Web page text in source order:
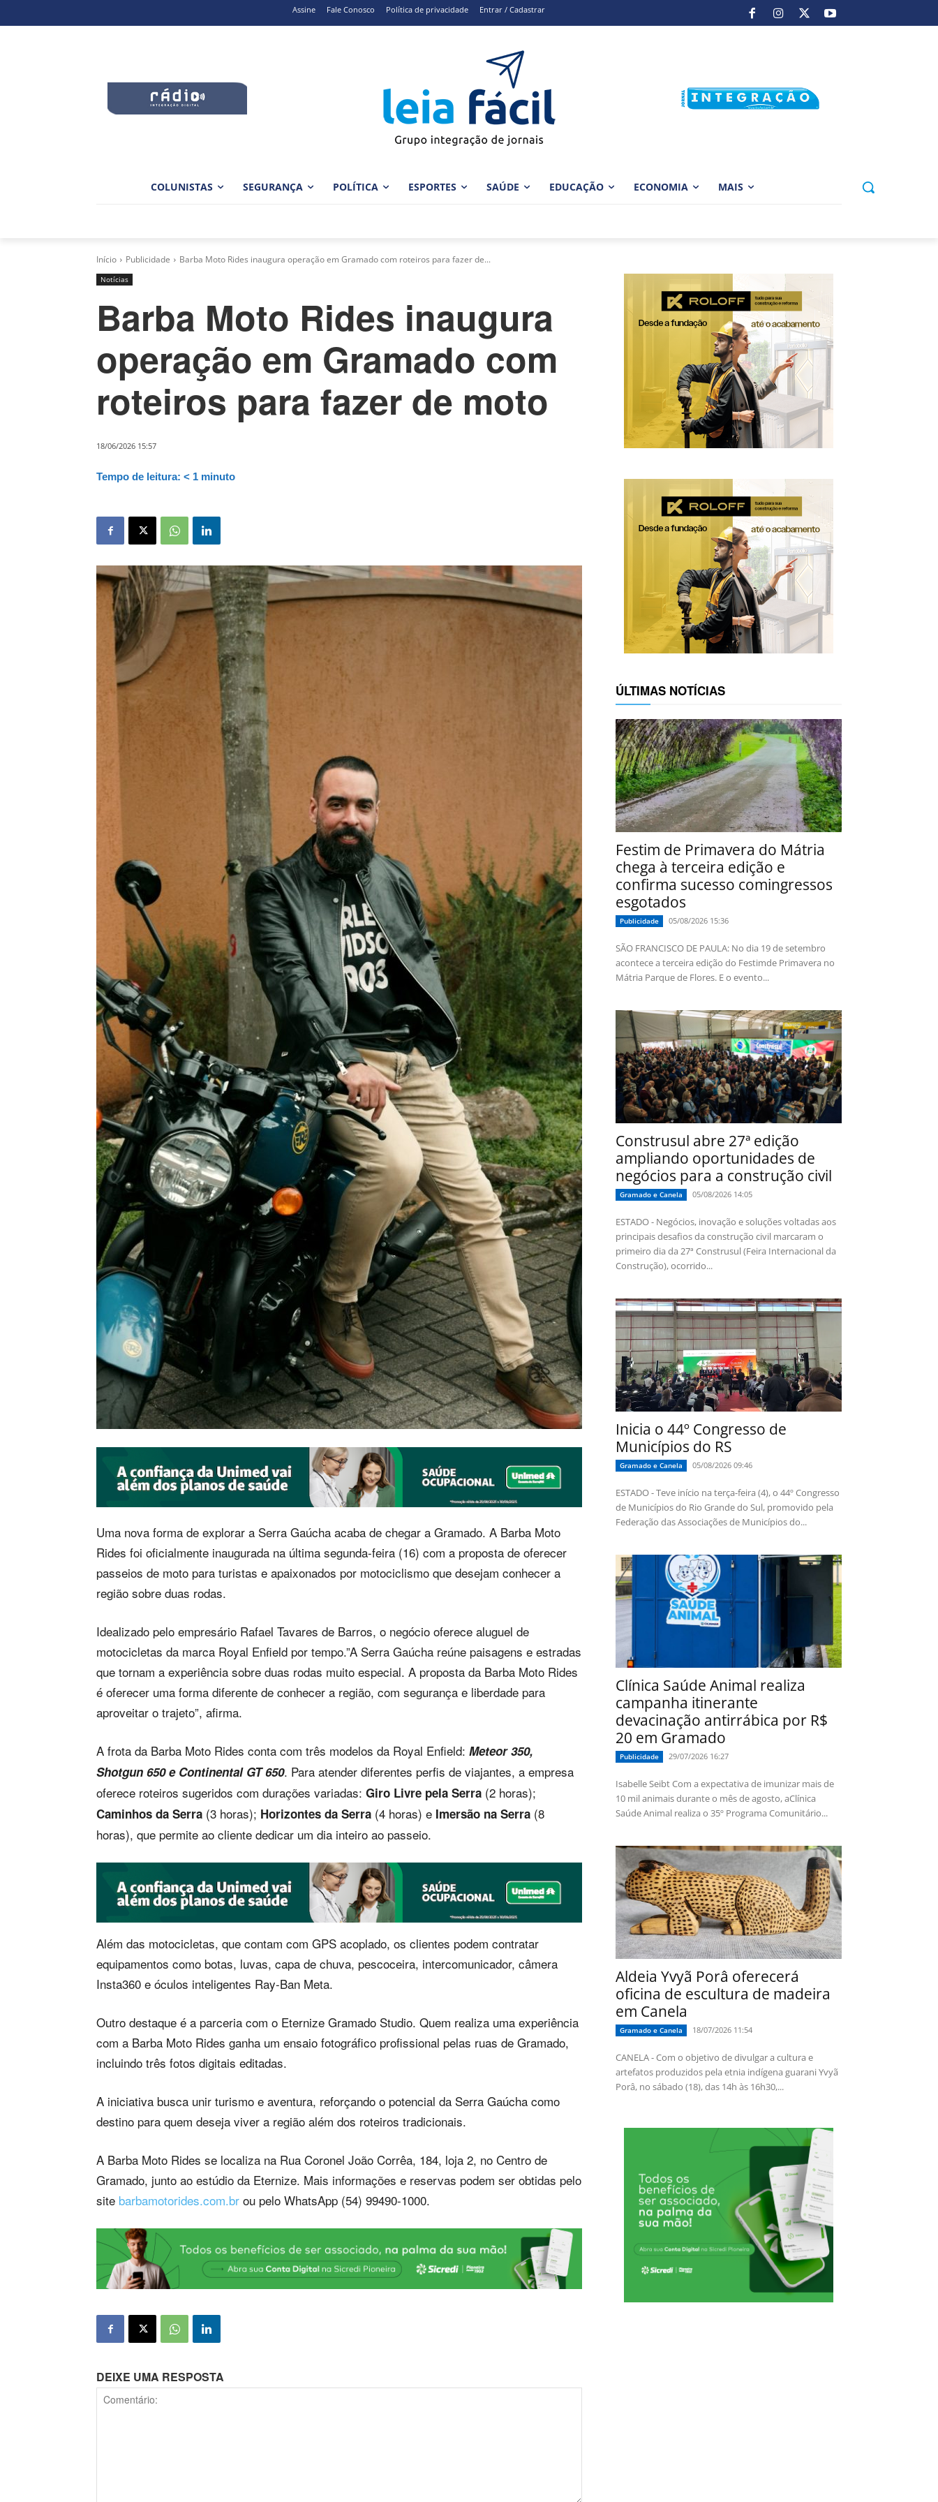
Assine Fale Conosco Política de privacidade Entrar / Cadastrar
COLUNISTAS SEGURANÇA POLÍTICA ESPORTES SAÚDE EDUCAÇÃO ECONOMIA MAIS
Início Publicidade Barba Moto Rides inaugura operação em Gramado com roteiros para fazer de...
Notícias
Barba Moto Rides inaugura
operação em Gramado com
roteiros para fazer de moto
18/06/2026 15:57
Tempo de leitura: < 1 minuto
Uma nova forma de explorar a Serra Gaúcha acaba de chegar a Gramado. A Barba Moto
Rides foi oficialmente inaugurada na última segunda-feira (16) com a proposta de oferecer
passeios de moto para turistas e apaixonados por motociclismo que desejam conhecer a
região sobre duas rodas.
Idealizado pelo empresário Rafael Tavares de Barros, o negócio oferece aluguel de
motocicletas da marca Royal Enfield por tempo.”A Serra Gaúcha reúne paisagens e estradas
que tornam a experiência sobre duas rodas muito especial. A proposta da Barba Moto Rides
é oferecer uma forma diferente de conhecer a região, com segurança e liberdade para
aproveitar o trajeto”, afirma.
A frota da Barba Moto Rides conta com três modelos da Royal Enfield: Meteor 350,
Shotgun 650 e Continental GT 650. Para atender diferentes perfis de viajantes, a empresa
oferece roteiros sugeridos com durações variadas: Giro Livre pela Serra (2 horas);
Caminhos da Serra (3 horas); Horizontes da Serra (4 horas) e Imersão na Serra (8
horas), que permite ao cliente dedicar um dia inteiro ao passeio.
Além das motocicletas, que contam com GPS acoplado, os clientes podem contratar
equipamentos como botas, luvas, capa de chuva, pescoceira, intercomunicador, câmera
Insta360 e óculos inteligentes Ray-Ban Meta.
Outro destaque é a parceria com o Eternize Gramado Studio. Quem realiza uma experiência
com a Barba Moto Rides ganha um ensaio fotográfico profissional pelas ruas de Gramado,
incluindo três fotos digitais editadas.
A iniciativa busca unir turismo e aventura, reforçando o potencial da Serra Gaúcha como
destino para quem deseja viver a região além dos roteiros tradicionais.
A Barba Moto Rides se localiza na Rua Coronel João Corrêa, 184, loja 2, no Centro de
Gramado, junto ao estúdio da Eternize. Mais informações e reservas podem ser obtidas pelo
site barbamotorides.com.br ou pelo WhatsApp (54) 99490-1000.
DEIXE UMA RESPOSTA
ÚLTIMAS NOTÍCIAS
Festim de Primavera do Mátria
chega à terceira edição e
confirma sucesso comingressos
esgotados
Publicidade 05/08/2026 15:36
SÃO FRANCISCO DE PAULA: No dia 19 de setembro
acontece a terceira edição do Festimde Primavera no
Mátria Parque de Flores. E o evento...
Construsul abre 27ª edição
ampliando oportunidades de
negócios para a construção civil
Gramado e Canela 05/08/2026 14:05
ESTADO - Negócios, inovação e soluções voltadas aos
principais desafios da construção civil marcaram o
primeiro dia da 27ª Construsul (Feira Internacional da
Construção), ocorrido...
Inicia o 44º Congresso de
Municípios do RS
Gramado e Canela 05/08/2026 09:46
ESTADO - Teve início na terça-feira (4), o 44º Congresso
de Municípios do Rio Grande do Sul, promovido pela
Federação das Associações de Municípios do...
Clínica Saúde Animal realiza
campanha itinerante
devacinação antirrábica por R$
20 em Gramado
Publicidade 29/07/2026 16:27
Isabelle Seibt Com a expectativa de imunizar mais de
10 mil animais durante o mês de agosto, aClínica
Saúde Animal realiza o 35º Programa Comunitário...
Aldeia Yvyã Porâ oferecerá
oficina de escultura de madeira
em Canela
Gramado e Canela 18/07/2026 11:54
CANELA - Com o objetivo de divulgar a cultura e
artefatos produzidos pela etnia indígena guarani Yvyã
Porâ, no sábado (18), das 14h às 16h30,...